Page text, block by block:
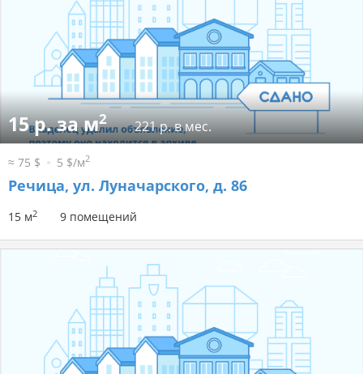
15 р. за м2 221 р. в мес.
≈ 75 $ 5 $/м2
Речица, ул. Луначарского, д. 86
15 м2 9 помещений